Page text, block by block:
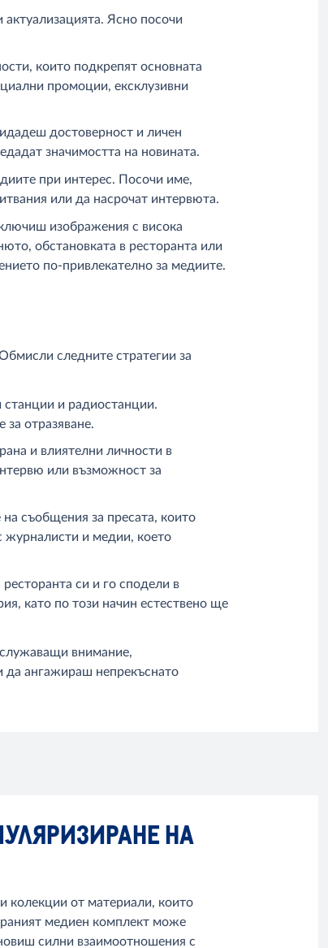
Ясно посочи
които подкрепят основната
промоции, ексклузивни
достоверност и личен
значимостта на новината.
при интерес. Посочи име,
или да насрочат интервюта.
изображения с висока
обстановката в ресторанта или
по-привлекателно за медиите.
следните стратегии за
станции и радиостанции.
отразяване.
и влиятелни личности в
или възможност за
на съобщения за пресата, които
журналисти и медии, което
си и го сподели в
като по този начин естествено ще
внимание,
да ангажираш непрекъснато
НА
колекции от материали, които
медиен комплект може
силни взаимоотношения с